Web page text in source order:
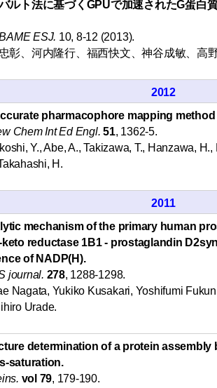
ルト法に基づくGPUで加速されたG蛋白
ESJ. 10, 8-12 (2013).
彰、河内隆行、福西快文、神谷成敏、高
2012
pharmacophore mapping
Chem Int Ed Engl. 51, 1362-5.
Y., Abe, A., Takizawa, T., Hanzawa,
H.
2011
mechanism of the primary human
reductase 1B1 - prostaglandin
of NADP(H).
journal. 278, 1288-1298.
Nagata, Yukiko Kusakari, Yoshifumi
Urade.
determination of a protein assembly
saturation.
vol 79, 179-190.